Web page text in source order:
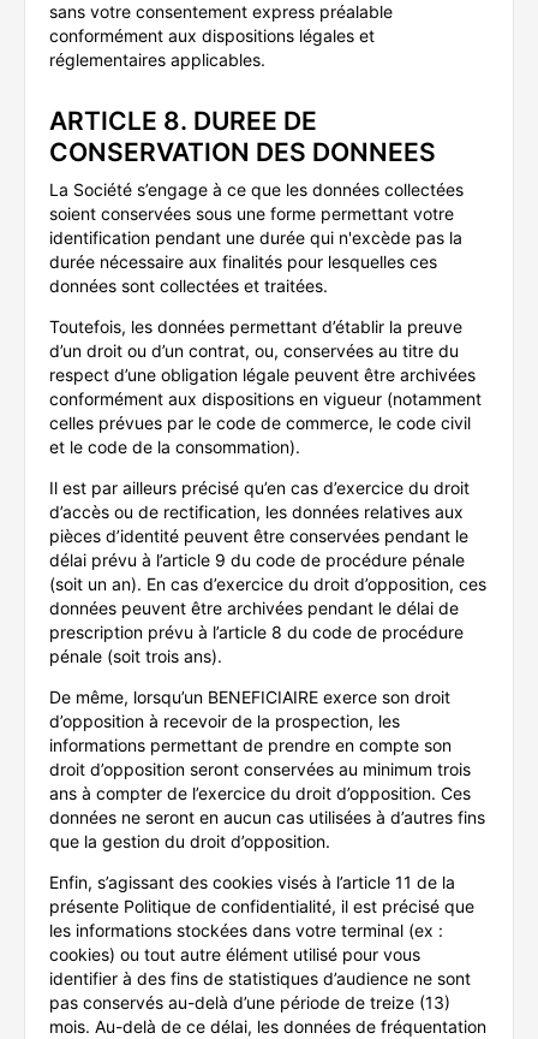
sans votre consentement express préalable
conformément aux dispositions légales et
réglementaires applicables.
ARTICLE 8. DUREE DE
CONSERVATION DES DONNEES
La Société s’engage à ce que les données collectées
soient conservées sous une forme permettant votre
identification pendant une durée qui n'excède pas la
durée nécessaire aux finalités pour lesquelles ces
données sont collectées et traitées.
Toutefois, les données permettant d’établir la preuve
d’un droit ou d’un contrat, ou, conservées au titre du
respect d’une obligation légale peuvent être archivées
conformément aux dispositions en vigueur (notamment
celles prévues par le code de commerce, le code civil
et le code de la consommation).
Il est par ailleurs précisé qu’en cas d’exercice du droit
d’accès ou de rectification, les données relatives aux
pièces d’identité peuvent être conservées pendant le
délai prévu à l’article 9 du code de procédure pénale
(soit un an). En cas d’exercice du droit d’opposition, ces
données peuvent être archivées pendant le délai de
prescription prévu à l’article 8 du code de procédure
pénale (soit trois ans).
De même, lorsqu’un BENEFICIAIRE exerce son droit
d’opposition à recevoir de la prospection, les
informations permettant de prendre en compte son
droit d’opposition seront conservées au minimum trois
ans à compter de l’exercice du droit d’opposition. Ces
données ne seront en aucun cas utilisées à d’autres fins
que la gestion du droit d’opposition.
Enfin, s’agissant des cookies visés à l’article 11 de la
présente Politique de confidentialité, il est précisé que
les informations stockées dans votre terminal (ex :
cookies) ou tout autre élément utilisé pour vous
identifier à des fins de statistiques d’audience ne sont
pas conservés au-delà d’une période de treize (13)
mois. Au-delà de ce délai, les données de fréquentation